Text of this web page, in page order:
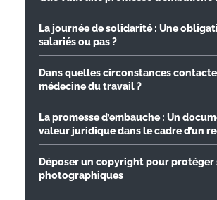
La journée de solidarité : Une
salariés ou pas ?
Dans quelles circonstances
médecine du travail ?
La promesse d’embauche : Un
valeur juridique dans le cadre d’un
Déposer un copyright pour
photographiques